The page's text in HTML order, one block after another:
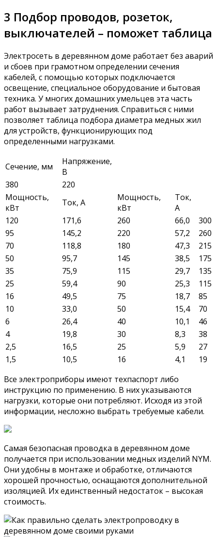
3 Подбор проводов, розеток,
выключателей – поможет таблица
Электросеть в деревянном доме работает без аварий
и сбоев при грамотном определении сечения
кабелей, с помощью которых подключается
освещение, специальное оборудование и бытовая
техника. У многих домашних умельцев эта часть
работ вызывает затруднения. Справиться с ними
позволяет таблица подбора диаметра медных жил
для устройств, функционирующих под
определенными нагрузками.
Сечение, мм
Напряжение,
В
380
220
Мощность,
кВт
Ток, А
Мощность,
кВт
Ток,
А
120
171,6 260 66,0
300
95
145,2 220 57,2
260
70
118,8 180 47,3
215
50
95,7 145 38,5
175
35
75,9 115 29,7
135
25
59,4 90 25,3
115
16
49,5 75 18,7
85
10
33,0 50 15,4
70
6
26,4 40 10,1
46
4
19,8 30 8,3
38
2,5
16,5 25 5,9
27
1,5
10,5 16 4,1
19
Все электроприборы имеют техпаспорт либо
инструкцию по применению. В них указываются
нагрузки, которые они потребляют. Исходя из этой
информации, несложно выбрать требуемые кабели.
Самая безопасная проводка в деревянном доме
получается при использовании медных изделий NYM.
Они удобны в монтаже и обработке, отличаются
хорошей прочностью, оснащаются дополнительной
изоляцией. Их единственный недостаток – высокая
стоимость.